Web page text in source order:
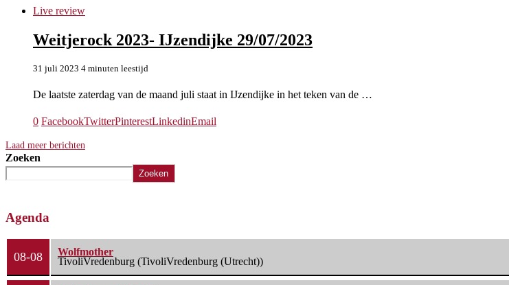
Live review
Weitjerock 2023- IJzendijke 29/07/2023
31 juli 2023 4 minuten leestijd
De laatste zaterdag van de maand juli staat in IJzendijke in het teken van de …
0 FacebookTwitterPinterestLinkedinEmail
Laad meer berichten
Zoeken
Zoeken
Agenda
08-08
Wolfmother
TivoliVredenburg (TivoliVredenburg (Utrecht))